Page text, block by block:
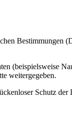
Bestimmungen
(beispielsweise
weitergegeben.
Schutz